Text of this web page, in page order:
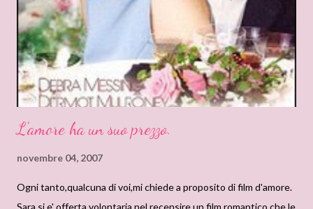
di ritornare in Francia portando con sé il Santo Graal,la reliquia
che ha indirettamente causato la morte di suo padre. Rimasta
sola,in compagnia della sua fidat...
L'amore ha un suo prezzo.
novembre 04, 2007
Ogni tanto,qualcuna di voi,mi chiede a proposito di film d'amore.
Sara si e' offerta volontaria nel recensire un film romantico che le